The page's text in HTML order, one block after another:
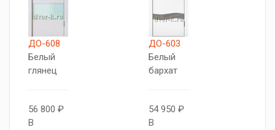
ДО-608
Белый
глянец
56 800 ₽
В
ДО-603
Белый
бархат
54 950 ₽
В